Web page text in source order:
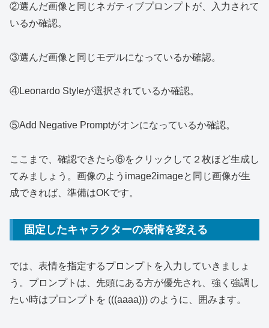
②選んだ画像と同じネガティブプロンプトが、入力されて
いるか確認。
③選んだ画像と同じモデルになっているか確認。
④Leonardo Styleが選択されているか確認。
⑤Add Negative Promptがオンになっているか確認。
ここまで、確認できたら⑥をクリックして２枚ほど生成し
てみましょう。画像のようimage2imageと同じ画像が生
成できれば、準備はOKです。
固定したキャラクターの表情を変える
では、表情を指定するプロンプトを入力していきましょ
う。プロンプトは、先頭にある方が優先され、強く強調し
たい時はプロンプトを (((aaaa))) のように、囲みます。